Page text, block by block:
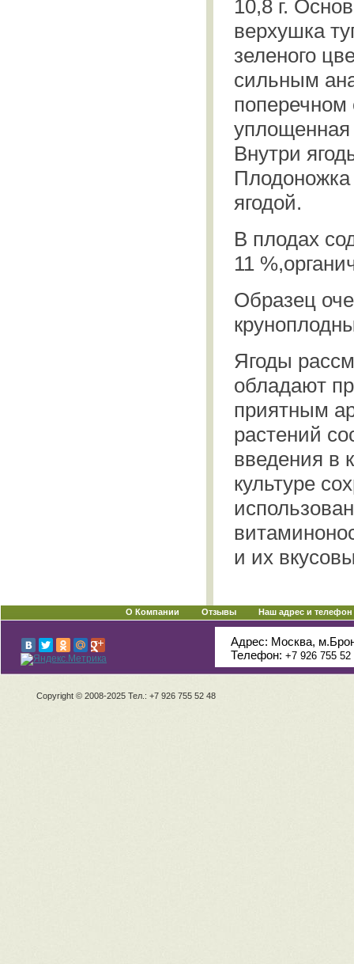
10,8 г.
верхушка
зеленого
сильным
поперечном
Внутри
Плодоножка
ягодой.
В плодах
11
Образец
Ягоды
обладают
приятным
растений
введения в
культуре
и их
Адрес: Москва,
Телефон: +7 926 755 52
О Компании Отзывы Наш адрес и телефон
Copyright © 2008-2025 Тел.: +7 926 755 52 48